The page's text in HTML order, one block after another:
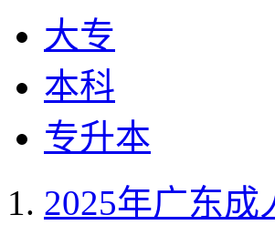
大专
本科
专升本
2025年广东